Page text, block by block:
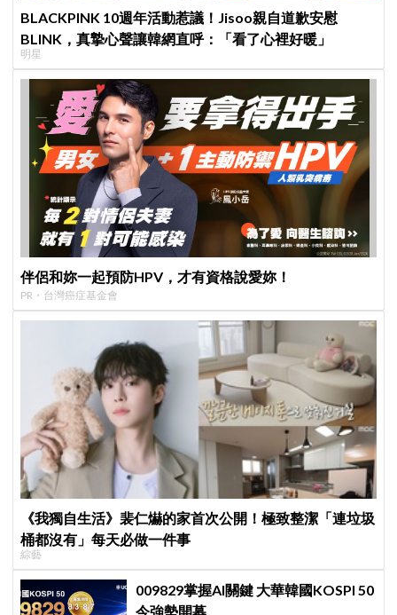
BLACKPINK 10週年活動惹議！Jisoo親自道歉安慰
BLINK，真摯心聲讓韓網直呼：「看了心裡好暖」
明星
伴侶和妳一起預防HPV，才有資格說愛妳！
PR・台灣癌症基金會
《我獨自生活》裴仁爀的家首次公開！極致整潔「連垃圾
桶都沒有」每天必做一件事
綜藝
009829掌握AI關鍵 大華韓國KOSPI 50
今強勢開募